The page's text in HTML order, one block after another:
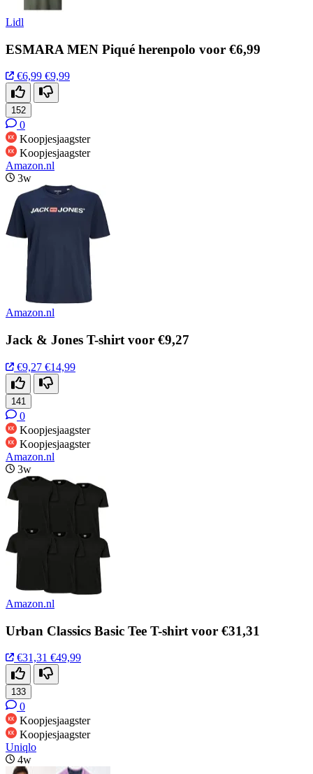
Lidl
ESMARA MEN Piqué herenpolo voor €6,99
€6,99 €9,99
152
0
Koopjesjaagster
Koopjesjaagster
Amazon.nl
3w
Amazon.nl
Jack & Jones T-shirt voor €9,27
€9,27 €14,99
141
0
Koopjesjaagster
Koopjesjaagster
Amazon.nl
3w
Amazon.nl
Urban Classics Basic Tee T-shirt voor €31,31
€31,31 €49,99
133
0
Koopjesjaagster
Koopjesjaagster
Uniqlo
4w